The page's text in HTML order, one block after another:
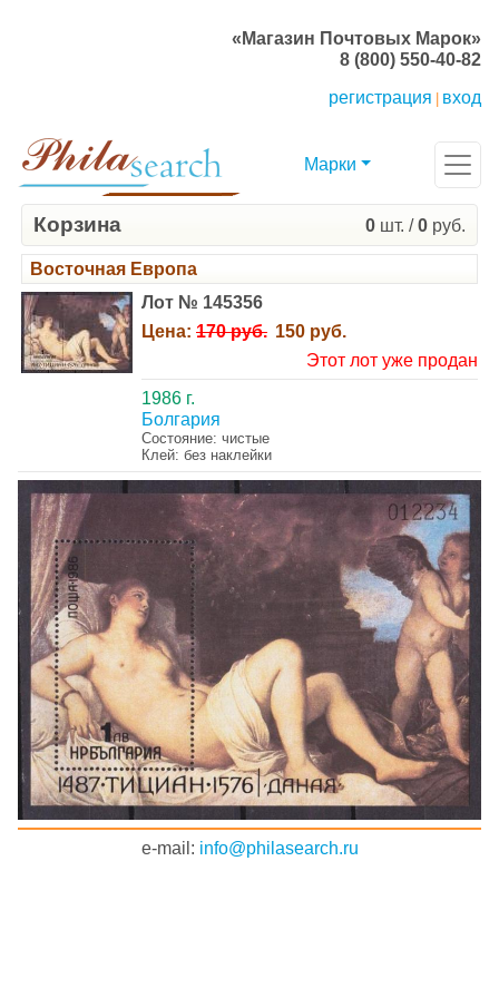
«Магазин Почтовых Марок»
8 (800) 550-40-82
регистрация
вход
Марки
Корзина 0 шт. /0 руб.
Восточная Европа
Лот № 145356
Цена: 170 руб. 150 руб.
Этот лот уже продан
1986 г.
Болгария
Состояние: чистые
Клей: без наклейки
e-mail: info@philasearch.ru